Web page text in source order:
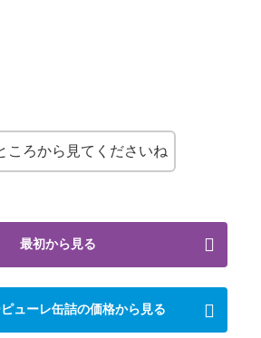
ころから見てくださいね
最初から見る
ューレ缶詰の価格から見る